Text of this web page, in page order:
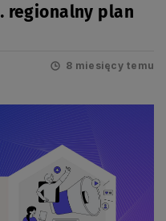
regionalny plan
8 miesięcy temu